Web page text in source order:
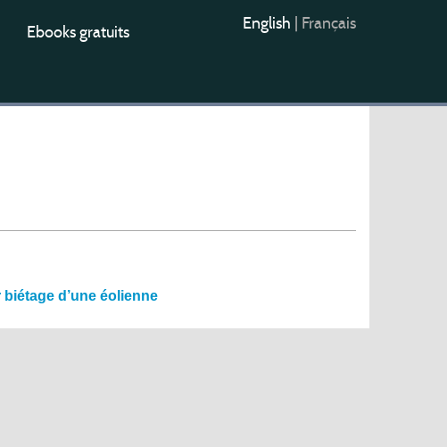
Ebooks gratuits English Français
d’une éolienne